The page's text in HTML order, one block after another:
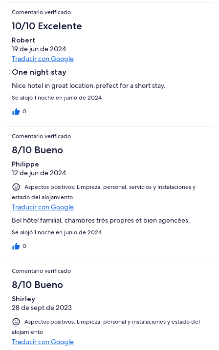
Comentario verificado
10/10 Excelente
Robert
19 de jun de 2024
Traducir con Google
One night stay
Nice hotel in great location.prefect for a short stay.
Se alojó 1 noche en junio de 2024
0
Comentario verificado
8/10 Bueno
Philippe
12 de jun de 2024
Aspectos positivos: Limpieza, personal, servicios y instalaciones y
estado del alojamiento
Traducir con Google
Bel hôtel familial, chambres très propres et bien agencées.
Se alojó 1 noche en junio de 2024
0
Comentario verificado
8/10 Bueno
Shirley
28 de sept de 2023
Aspectos positivos: Limpieza, personal y instalaciones y estado del
alojamiento
Traducir con Google